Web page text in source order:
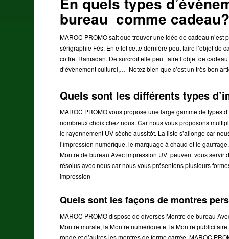
bureau comme
MAROC PROMO sait que trouver une idée de cadeau
sérigraphie Fès. En effet cette dernière peut faire l’objet de
coffret Ramadan. De surcroît elle peut faire l’objet de
d’évènement culturel,… Notez bien que c’est un très bon
Quels sont les différents types
MAROC PROMO vous propose une large gamme de types
nombreux choix chez nous. Car nous vous proposons
le rayonnement UV sèche aussitôt. La liste s’allonge car
l’impression numérique, le marquage à chaud et le
Montre de bureau Avec impression UV peuvent vous servir
résolus avec nous car nous vous présentons plusieurs
impression
Quels sont les façons de montres
MAROC PROMO dispose de diverses Montre de bureau
Montre murale, la Montre numérique et la Montre
ronde et d’autres les montres de forme carrée, MAROC